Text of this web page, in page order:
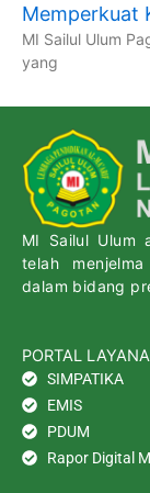
Memperkuat
MI Sailul Ulum
yang
MI Sailul Ulum
telah
dalam bidang
PORTAL
SIMPATIKA
EMIS
PDUM
Rapor Digital